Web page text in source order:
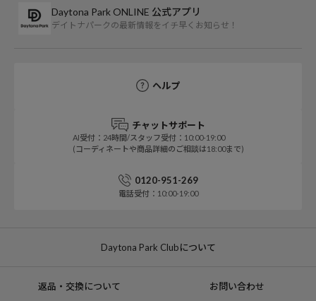
Daytona Park ONLINE 公式アプリ
デイトナパークの最新情報をイチ早くお知らせ！
ヘルプ
チャットサポート
AI受付：24時間/スタッフ受付：10:00-19:00
(コーディネートや商品詳細のご相談は18:00まで)
0120-951-269
電話受付：10:00-19:00
Daytona Park Clubについて
返品・交換について お問い合わせ